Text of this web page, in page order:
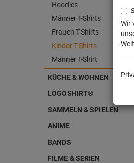
Hoodies
Männer T-Shirts
Frauen T-Shirts
Kinder T-Shirts
Männer T-Shirt
KÜCHE & WOHNEN
LOGOSHIRT®
SAMMELN & SPIELEN
ANIME
BANDS
FILME & SERIEN
Wir